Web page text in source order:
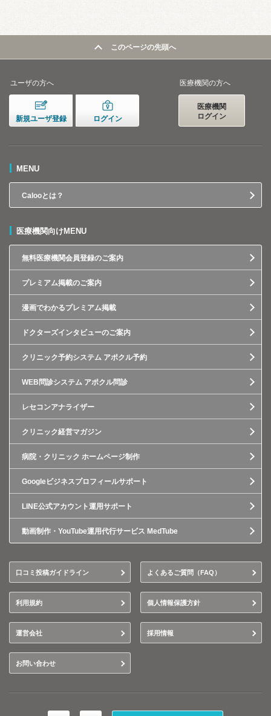
このページの先頭へ
ユーザの方へ
新規ユーザ登録 ログイン
医療機関の方へ
医療機関
ログイン
MENU
Calooとは？
医療機関向けMENU
無料医療機関会員登録のご案内
プレミアム掲載のご案内
漫画でわかるプレミアム掲載
ドクターズインタビューのご案内
クリニック予約システム アポクル予約
WEB問診システム アポクル問診
レセコンアナライザー
クリニック経営マガジン
病院・クリニック ホームページ制作
Googleビジネスプロフィールサポート
LINE公式アカウント運用サポート
動画制作・YouTube運用代行サービス MedTube
口コミ投稿ガイドライン よくあるご質問（FAQ）
利用規約 個人情報保護方針
運営会社 採用情報
お問い合わせ